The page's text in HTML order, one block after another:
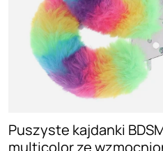
Puszyste kajdanki
multicolor ze